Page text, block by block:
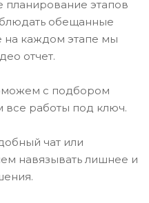
планирование этапов
обещанные
на каждом этапе мы
отчет.
с подбором
все работы под ключ.
чат или
навязывать лишнее и